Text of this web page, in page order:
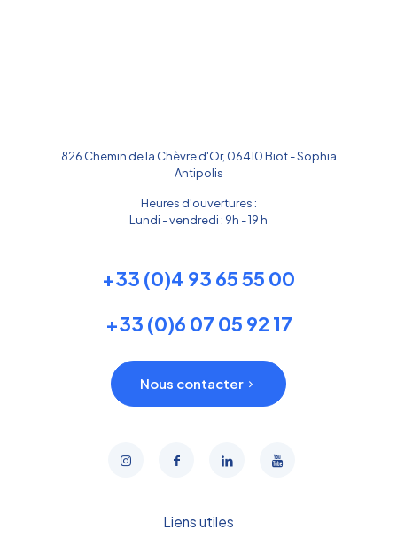
826 Chemin de la Chèvre d'Or, 06410 Biot - Sophia
Antipolis
Heures d'ouvertures :
Lundi - vendredi : 9h - 19 h
+33 (0)4 93 65 55 00
+33 (0)6 07 05 92 17
Nous contacter
Liens utiles